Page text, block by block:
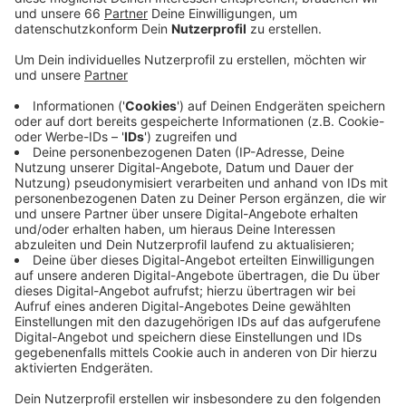
er mit „STARK AM LIMIT 2.0“ noch ein paar
Schippen nach.
Veröffentlicht:Montag, 16.10.2023 13:09
Anzeige
Also Fuß auf‘s Gas und ab geht es zu den
Grenzerfahrungen, die uns mal eben stark ans Limit
bringen. Wer sind denn jetzt eigentlich die
unterhaltsamsten Kunden? Wie sehr kann ein
Spieleabend eskalieren? Was ist diese „Normalität“
nochmal und haben wir sie wirklich vermisst?
Mittwoch, 25. Oktober 2023, 20:00 Uhr
Savoy Theater,Graf-Adolf-Straße 47, 40215